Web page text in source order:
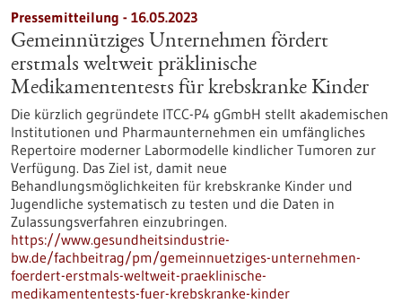
Pressemitteilung - 16.05.2023
Gemeinnütziges Unternehmen fördert
erstmals weltweit präklinische
Medikamententests für krebskranke Kinder
Die kürzlich gegründete ITCC-P4 gGmbH stellt akademischen
Institutionen und Pharmaunternehmen ein umfängliches
Repertoire moderner Labormodelle kindlicher Tumoren zur
Verfügung. Das Ziel ist, damit neue
Behandlungsmöglichkeiten für krebskranke Kinder und
Jugendliche systematisch zu testen und die Daten in
Zulassungsverfahren einzubringen.
https://www.gesundheitsindustrie-
bw.de/fachbeitrag/pm/gemeinnuetziges-unternehmen-
foerdert-erstmals-weltweit-praeklinische-
medikamententests-fuer-krebskranke-kinder